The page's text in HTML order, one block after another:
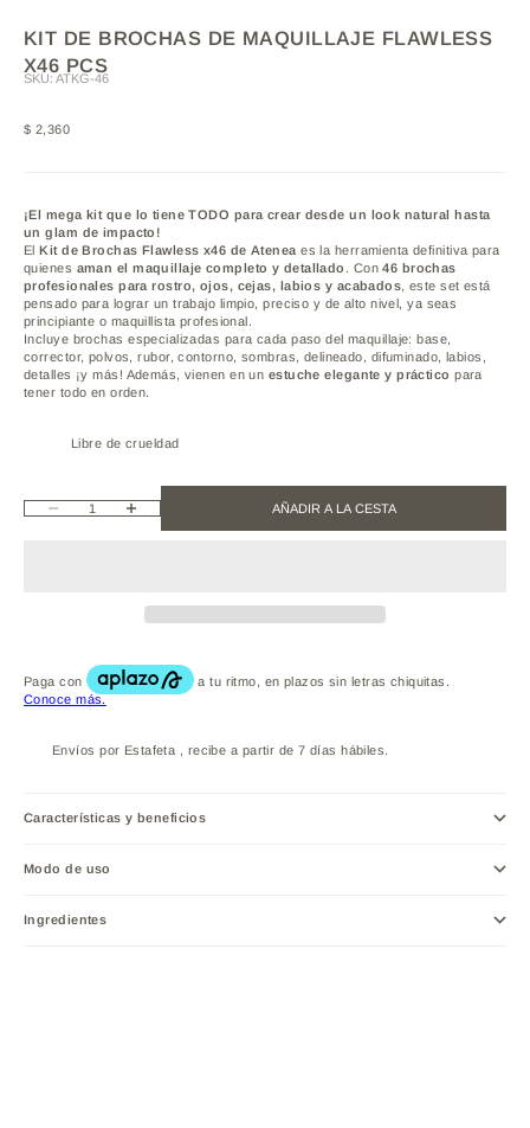
KIT DE BROCHAS DE MAQUILLAJE FLAWLESS
X46 PCS
SKU: ATKG-46
Precio de oferta
$ 2,360
¡El mega kit que lo tieneTODO para crear desdeun look naturalhasta
unglam de impacto!
ElKitdeBrochas Flawless x46 deAtenea esla herramientadefinitiva para
quienes aman elmaquillaje completo y detallado . Con46 brochas
profesionalespararostro, ojos, cejas, labios y acabados,estesetestá
pensado para lograr untrabajo limpio,preciso y de altonivel,ya seas
principiante o maquillista profesional.
Incluye brochasespecializadas para cadapasodelmaquillaje:base,
corrector, polvos,rubor,contorno, sombras, delineado, difuminado, labios,
detalles ¡ymás! Además,vienenenun estucheeleganteypráctico para
tener todo enorden.
Libre de crueldad
Reducir cantidadAumentar cantidad AÑADIR A LA CESTA
Envíos por Estafeta , recibe a partir de 7 días hábiles.
Características y beneficios
Modo de uso
Ingredientes